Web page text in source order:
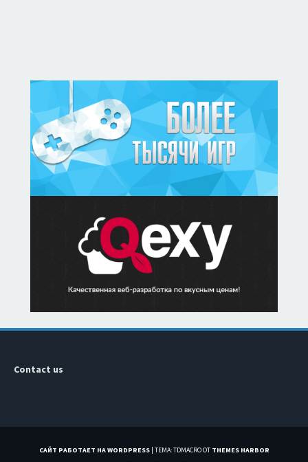
Contact us
САЙТ РАБОТАЕТ НА WORDPRESS | ТЕМА: TDMACRO ОТ THEMES HARBOR